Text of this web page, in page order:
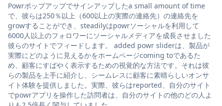
Powrポップアップでサインアップしたa small amount of time
で、彼らは250％以上（600以上の実際の連絡先）の連絡先を
growすることができ、steadilyはpowrソーシャルを利用して
6000人以上のフォロワーにソーシャルメディアを成長させました
彼らのサイトでフィードします。 added powr sliderは、製品が
実際にどのように見えるかをホームページcoming toであるた
め、顧客にすばやく表示するための視覚的な方法です。それは彼
らの製品を上手に紹介し、シームレスに顧客に素晴らしいオンサ
イト体験を提供しました。実際、彼らはreported、自分のサイト
でpowrアプリを操作した訪問者は、自分のサイトの他のどの人よ